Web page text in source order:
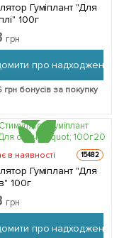
Гуміплант "Для
100г
грн
про надходження
грн бонусів за покупку
в наявності 15482
Гуміплант "Для
100г
грн
про надходження